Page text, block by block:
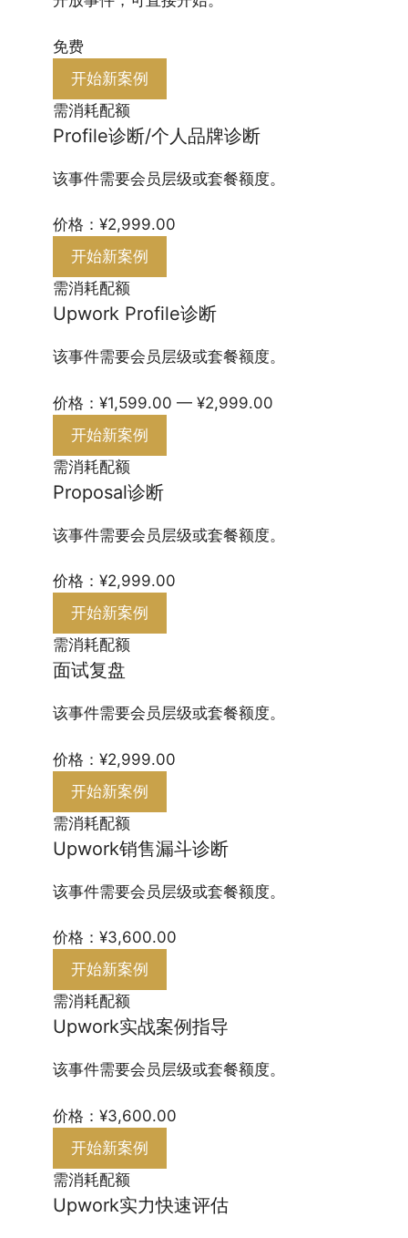
免费
开始新案例
需消耗配额
Profile诊断/个人品牌诊断
该事件需要会员层级或套餐额度。
价格：¥2,999.00
开始新案例
需消耗配额
Upwork Profile诊断
该事件需要会员层级或套餐额度。
价格：¥1,599.00 — ¥2,999.00
开始新案例
需消耗配额
Proposal诊断
该事件需要会员层级或套餐额度。
价格：¥2,999.00
开始新案例
需消耗配额
面试复盘
该事件需要会员层级或套餐额度。
价格：¥2,999.00
开始新案例
需消耗配额
Upwork销售漏斗诊断
该事件需要会员层级或套餐额度。
价格：¥3,600.00
开始新案例
需消耗配额
Upwork实战案例指导
该事件需要会员层级或套餐额度。
价格：¥3,600.00
开始新案例
需消耗配额
Upwork实力快速评估